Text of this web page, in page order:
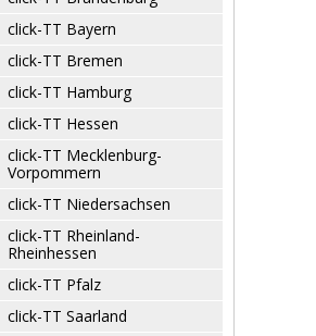
click-TT Bayern
click-TT Bremen
click-TT Hamburg
click-TT Hessen
click-TT Mecklenburg-
Vorpommern
click-TT Niedersachsen
click-TT Rheinland-
Rheinhessen
click-TT Pfalz
click-TT Saarland